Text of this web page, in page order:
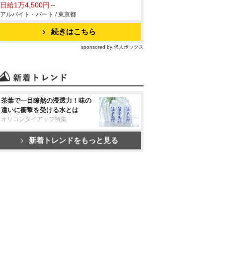
日給1万4,500円～
アルバイト・パート / 東京都
続きはこちら
sponsored by 求人ボックス
茶葉で一目瞭然の浸透力！味の
違いに衝撃を受ける水とは
オリコンタイアップ特集
新着トレンドをもっと見る